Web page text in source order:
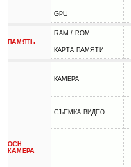
GPU
ПАМЯТЬ
RAM / ROM
КАРТА ПАМЯТИ
ОСН.
КАМЕРА
КАМЕРА
СЪЕМКА ВИДЕО